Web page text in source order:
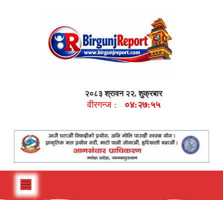
२०८३ श्रावन २२, शुक्रबार
वीरगन्ज : ०४:२७:५६